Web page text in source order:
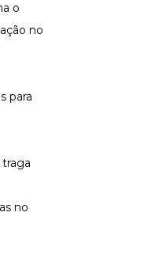
o
no
para
no